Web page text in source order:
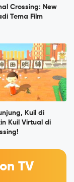
Crossing: New
Tema Film
Kuil di
Kuil Virtual di
TV